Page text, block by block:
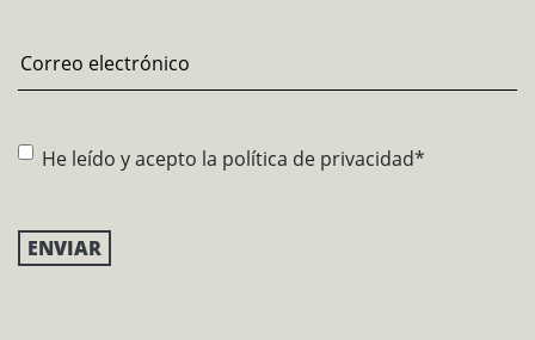
Email*
Consentimiento*
He leído y acepto la política de privacidad*